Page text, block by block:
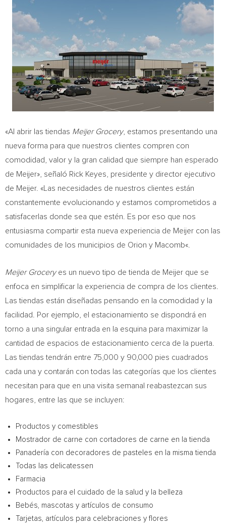
«Al abrir las tiendas Meijer Grocery, estamos presentando una
nueva forma para que nuestros clientes compren con
comodidad, valor y la gran calidad que siempre han esperado
de Meijer», señaló Rick Keyes , presidente y director ejecutivo
de Meijer. «Las necesidades de nuestros clientes están
constantemente evolucionando y estamos comprometidos a
satisfacerlas donde sea que estén. Es por eso que nos
entusiasma compartir esta nueva experiencia de Meijer con las
comunidades de los municipios de Orion y Macomb«.
Meijer Groceryes un nuevo tipo de tienda de Meijer que se
enfoca en simplificar la experiencia de compra de los clientes.
Las tiendas están diseñadas pensando en la comodidad y la
facilidad. Por ejemplo, el estacionamiento se dispondrá en
torno a una singular entrada en la esquina para maximizar la
cantidad de espacios de estacionamiento cerca de la puerta.
Las tiendas tendrán entre 75,000 y 90,000 pies cuadrados
cada una y contarán con todas las categorías que los clientes
necesitan para que en una visita semanal reabastezcan sus
hogares, entre las que se incluyen:
Productos y comestibles
Mostrador de carne con cortadores de carne en la tienda
Panadería con decoradores de pasteles en la misma tienda
Todas las delicatessen
Farmacia
Productos para el cuidado de la salud y la belleza
Bebés, mascotas y artículos de consumo
Tarjetas, artículos para celebraciones y flores